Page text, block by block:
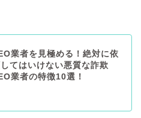
業者を見極める！絶対に依
てはいけない悪質な詐欺
業者の特徴10選！